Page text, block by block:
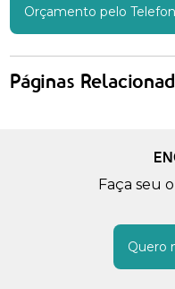
Orçamento pelo
Páginas
Faça seu
Quero